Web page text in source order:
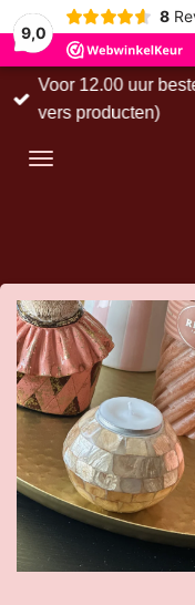
9,0
8
Voor 12.00 uur
vers producten)